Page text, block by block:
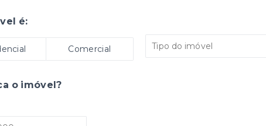
é:
Comercial Tipo do imóvel
o imóvel?